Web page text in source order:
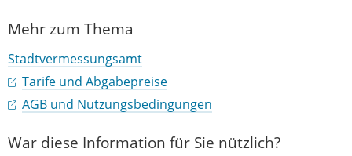
Mehr zum Thema
Stadtvermessungsamt
Tarife und Abgabepreise
AGB und Nutzungsbedingungen
War diese Information für Sie nützlich?